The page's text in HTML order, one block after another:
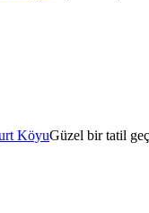
KöyuGüzel bir tatil